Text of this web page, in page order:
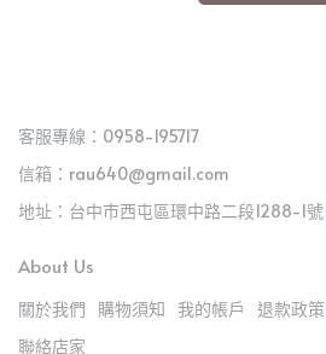
客服專線：0958-195717
信箱：rau640@gmail.com
地址：台中市西屯區環中路二段1288-1號
About Us
關於我們 購物須知 我的帳戶 退款政策
聯絡店家